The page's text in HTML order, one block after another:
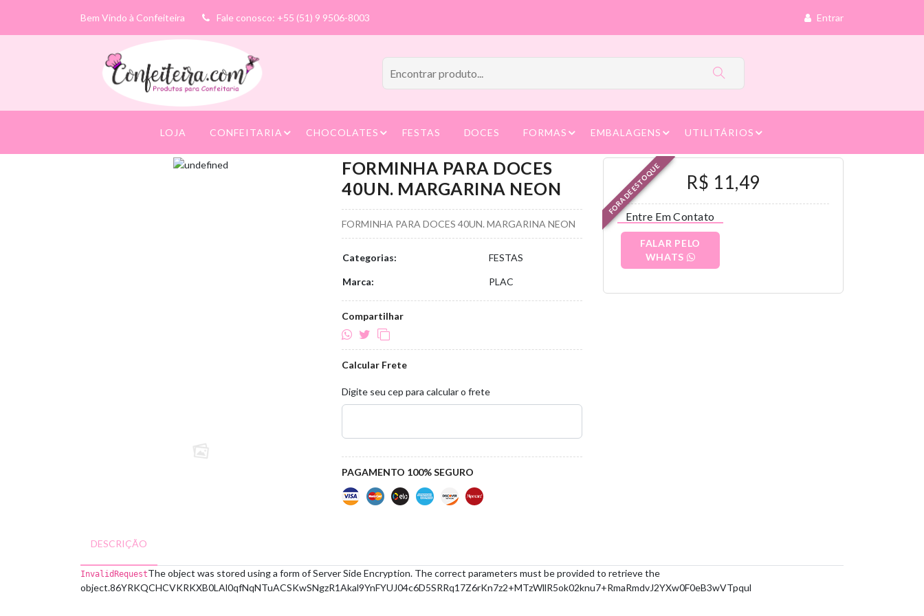
Bem Vindo à Confeiteira Fale conosco: +55 (51) 9 9506-8003 Entrar
LOJA CONFEITARIA CHOCOLATES FESTAS DOCES FORMAS EMBALAGENS UTILITÁRIOS
FORMINHA PARA DOCES
40UN. MARGARINA NEON
FORMINHA PARA DOCES 40UN. MARGARINA NEON
Categorias: FESTAS
Marca: PLAC
Compartilhar
Calcular Frete
Digite seu cep para calcular o frete
PAGAMENTO 100% SEGURO
FORA DE ESTOQUE R$ 11,49
Entre Em Contato
FALAR PELO
WHATS
DESCRIÇÃO
InvalidRequestThe object was stored using a form of Server Side Encryption. The correct parameters must be provided to retrieve the
object.86YRKQCHCVKRKXB0LAl0qfNqNTuACSKwSNgzR1Akal9YnFYUJ04c6D5SRRq17Z6rKn7z2+MTzWllR5ok02knu7+RmaRmdvJ2YXw0F0eB3wVTpqul